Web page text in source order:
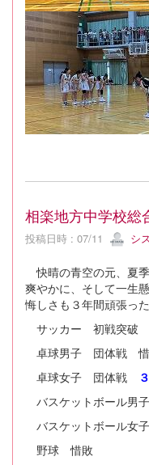
相楽地方中学校総
投稿日時 : 07/11 シ
快晴の青空の元、夏
爽やかに、そして一生
悔しさも３年間頑張った
サッカー 初戦突破
卓球男子 団体戦
卓球女子 団体戦
バスケットボール男
バスケットボール
野球 惜敗